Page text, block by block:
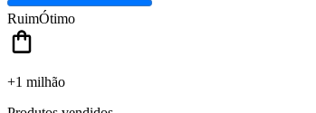
RuimÓtimo
+1 milhão